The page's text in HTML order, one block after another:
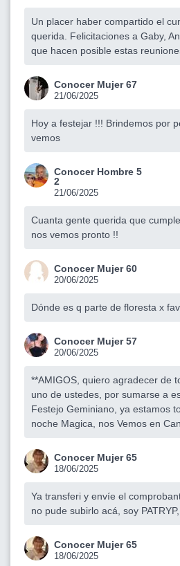
Un placer haber compartido el
querida. Felicitaciones a Gaby,
que hacen posible estas
Conocer Mujer 67
21/06/2025
Hoy a festejar !!! Brindemos por
vemos
Conocer Hombre 5
2
21/06/2025
Cuanta gente querida que
nos vemos pronto !!
Conocer Mujer 60
20/06/2025
Dónde es q parte de floresta x
Conocer Mujer 57
20/06/2025
**AMIGOS, quiero agradecer de
uno de ustedes, por sumarse a
Festejo Geminiano, ya estamos
noche Magica, nos Vemos en
Conocer Mujer 65
18/06/2025
Ya transferi y envíe el
no pude subirlo acá, soy
Conocer Mujer 65
18/06/2025